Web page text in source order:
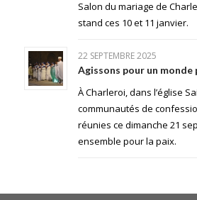
Salon du mariage de
stand ces 10 et 11 janvier.
22 SEPTEMBRE 2025
Agissons pour un monde
À Charleroi, dans l’église
communautés de
réunies ce dimanche 21
ensemble pour la paix.